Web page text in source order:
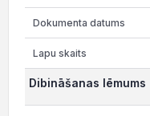
Dibināšanas lēmums